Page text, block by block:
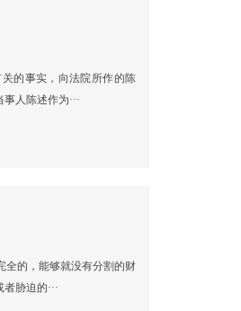
的事实，向法院所作的陈
人陈述作为···
全的，能够就没有分割的财
胁迫的···